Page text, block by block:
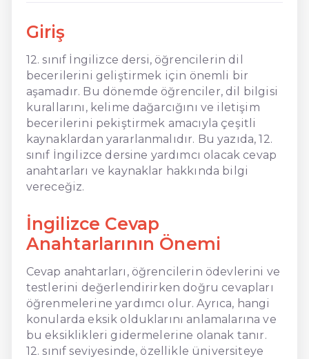
Giriş
12. sınıf İngilizce dersi, öğrencilerin dil
becerilerini geliştirmek için önemli bir
aşamadır. Bu dönemde öğrenciler, dil bilgisi
kurallarını, kelime dağarcığını ve iletişim
becerilerini pekiştirmek amacıyla çeşitli
kaynaklardan yararlanmalıdır. Bu yazıda, 12.
sınıf İngilizce dersine yardımcı olacak cevap
anahtarları ve kaynaklar hakkında bilgi
vereceğiz.
İngilizce Cevap
Anahtarlarının Önemi
Cevap anahtarları, öğrencilerin ödevlerini ve
testlerini değerlendirirken doğru cevapları
öğrenmelerine yardımcı olur. Ayrıca, hangi
konularda eksik olduklarını anlamalarına ve
bu eksiklikleri gidermelerine olanak tanır.
12. sınıf seviyesinde, özellikle üniversiteye